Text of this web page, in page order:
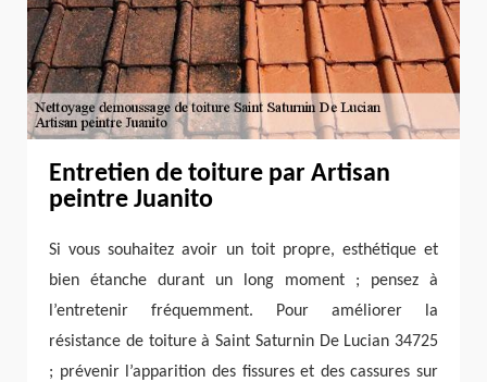
Entretien de toiture par Artisan
peintre Juanito
Si vous souhaitez avoir un toit propre, esthétique et
bien étanche durant un long moment ; pensez à
l’entretenir fréquemment. Pour améliorer la
résistance de toiture à Saint Saturnin De Lucian 34725
; prévenir l’apparition des fissures et des cassures sur